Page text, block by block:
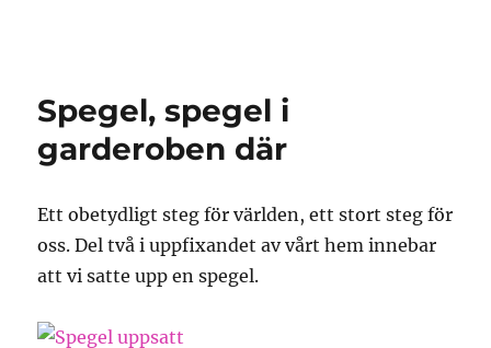
Spegel, spegel i
garderoben där
Ett obetydligt steg för världen, ett stort steg för
oss. Del två i uppfixandet av vårt hem innebar
att vi satte upp en spegel.